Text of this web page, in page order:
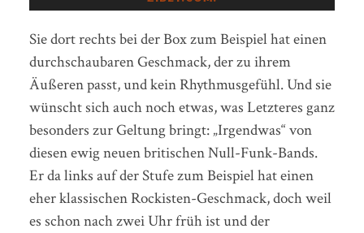
Sie dort rechts bei der Box zum Beispiel hat einen
durchschaubaren Geschmack, der zu ihrem
Äußeren passt, und kein Rhythmusgefühl. Und sie
wünscht sich auch noch etwas, was Letzteres ganz
besonders zur Geltung bringt: „Irgendwas“ von
diesen ewig neuen britischen Null-Funk-Bands.
Er da links auf der Stufe zum Beispiel hat einen
eher klassischen Rockisten-Geschmack, doch weil
es schon nach zwei Uhr früh ist und der